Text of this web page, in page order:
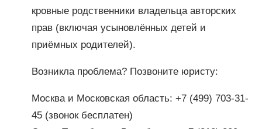
кровные родственники владельца авторских
прав (включая усыновлённых детей и
приёмных родителей).
Возникла проблема? Позвоните юристу:
Москва и Московская область: +7 (499) 703-31-
45 (звонок бесплатен)